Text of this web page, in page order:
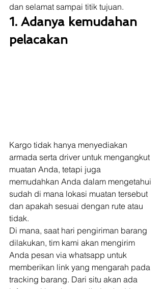
dan selamat sampai titik tujuan.
1. Adanya kemudahan
pelacakan
Kargo tidak hanya menyediakan
armada serta driver untuk mengangkut
muatan Anda, tetapi juga
memudahkan Anda dalam mengetahui
sudah di mana lokasi muatan tersebut
dan apakah sesuai dengan rute atau
tidak.
Di mana, saat hari pengiriman barang
dilakukan, tim kami akan mengirim
Anda pesan via whatsapp untuk
memberikan link yang mengarah pada
tracking barang. Dari situ akan ada